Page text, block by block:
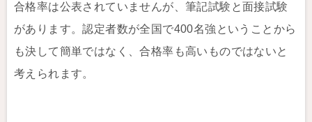
合格率は公表されていませんが、筆記試験と面接試験
があります。認定者数が全国で400名強ということから
も決して簡単ではなく、合格率も高いものではないと
考えられます。